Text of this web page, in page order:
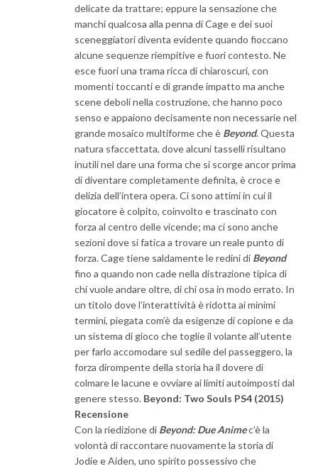
delicate da trattare; eppure la sensazione che
manchi qualcosa alla penna di Cage e dei suoi
sceneggiatori diventa evidente quando fioccano
alcune sequenze riempitive e fuori contesto. Ne
esce fuori una trama ricca di chiaroscuri, con
momenti toccanti e di grande impatto ma anche
scene deboli nella costruzione, che hanno poco
senso e appaiono decisamente non necessarie nel
grande mosaico multiforme che è Beyond. Questa
natura sfaccettata, dove alcuni tasselli risultano
inutili nel dare una forma che si scorge ancor prima
di diventare completamente definita, è croce e
delizia dell’intera opera. Ci sono attimi in cui il
giocatore è colpito, coinvolto e trascinato con
forza al centro delle vicende; ma ci sono anche
sezioni dove si fatica a trovare un reale punto di
forza. Cage tiene saldamente le redini di Beyond
fino a quando non cade nella distrazione tipica di
chi vuole andare oltre, di chi osa in modo errato. In
un titolo dove l’interattività è ridotta ai minimi
termini, piegata com’è da esigenze di copione e da
un sistema di gioco che toglie il volante all’utente
per farlo accomodare sul sedile del passeggero, la
forza dirompente della storia ha il dovere di
colmare le lacune e ovviare ai limiti autoimposti dal
genere stesso. Beyond: Two Souls PS4 (2015)
Recensione
Con la riedizione di Beyond: Due Animec’è la
volontà di raccontare nuovamente la storia di
Jodie e Aiden, uno spirito possessivo che